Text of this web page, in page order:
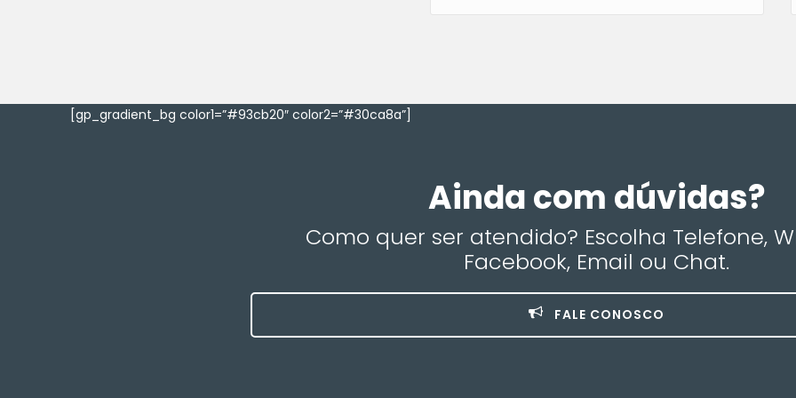
[gp_gradient_bg color1=”#93cb20″ color2=”#30ca8a”]
Ainda com dúvidas?
Como quer ser atendido? Escolha Telefone,
Facebook, Email ou Chat.
FALE CONOSCO